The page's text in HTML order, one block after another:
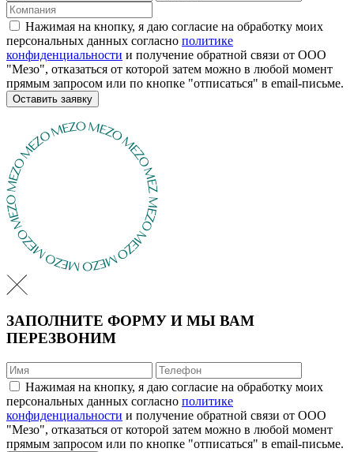
Нажимая на кнопку, я даю согласие на обработку моих
персональных данных согласно политике
конфиденциальности и получение обратной связи от ООО
"Мезо", отказаться от которой затем можно в любой момент
прямым запросом или по кнопке "отписаться" в email-письме.
Оставить заявку
ЗАПОЛНИТЕ ФОРМУ И МЫ ВАМ
ПЕРЕЗВОНИМ
Нажимая на кнопку, я даю согласие на обработку моих
персональных данных согласно политике
конфиденциальности и получение обратной связи от ООО
"Мезо", отказаться от которой затем можно в любой момент
прямым запросом или по кнопке "отписаться" в email-письме.